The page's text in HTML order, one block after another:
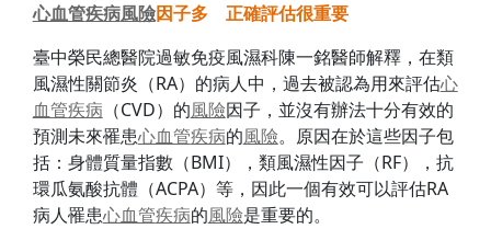
心血管疾病風險因子多 正確評估很重要
臺中榮民總醫院過敏免疫風濕科陳一銘醫師解釋，在類
風濕性關節炎（RA）的病人中，過去被認為用來評估心
血管疾病 （CVD）的風險因子，並沒有辦法十分有效的
預測未來罹患心血管疾病的風險。原因在於這些因子包
括：身體質量指數（BMI），類風濕性因子（RF），抗
環瓜氨酸抗體（ACPA）等，因此一個有效可以評估RA
病人罹患心血管疾病的風險是重要的。